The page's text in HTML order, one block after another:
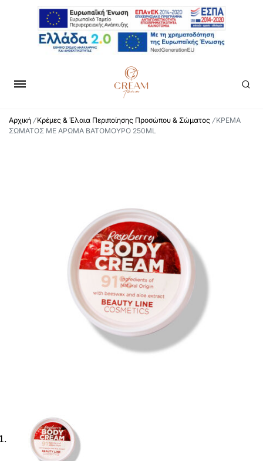
Αρχική /Κρέμες & Έλαια Περιποίησης Προσώπου & Σώματος /ΚΡΕΜΑ
ΣΩΜΑΤΟΣ ΜΕ ΑΡΩΜΑ ΒΑΤΟΜΟΥΡΟ 250ML